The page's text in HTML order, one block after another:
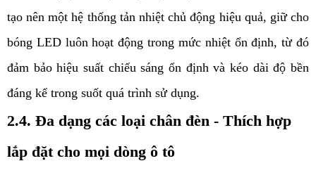
tạo nên một hệ thống tản nhiệt chủ động hiệu quả, giữ cho
bóng LED luôn hoạt động trong mức nhiệt ổn định, từ đó
đảm bảo hiệu suất chiếu sáng ổn định và kéo dài độ bền
đáng kể trong suốt quá trình sử dụng.
2.4. Đa dạng các loại chân đèn - Thích hợp
lắp đặt cho mọi dòng ô tô